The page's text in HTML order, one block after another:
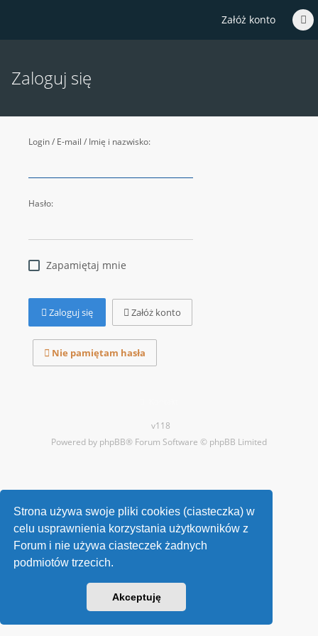
Strona używa swoje pliki cookies (ciasteczka) w
celu usprawnienia korzystania użytkowników z
Forum i nie używa ciasteczek żadnych
podmiotów trzecich.
Akceptuję
Załóż konto
Zaloguj się
Login / E-mail / Imię i nazwisko:
Hasło:
Zapamiętaj mnie
Zaloguj się Załóż konto
Nie pamiętam hasła
v118
Powered by phpBB® Forum Software © phpBB Limited